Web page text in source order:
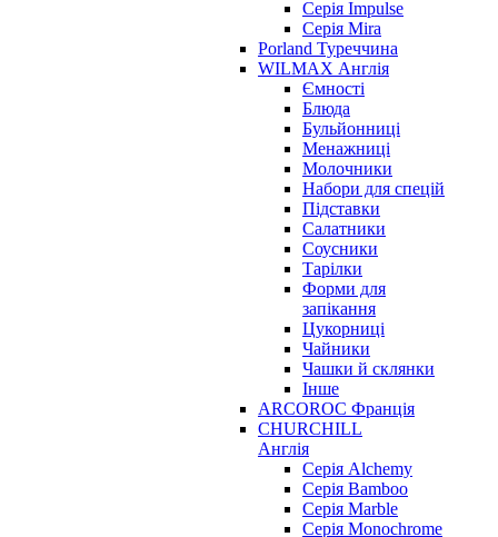
Серія Impulse
Серія Mira
Porland Туреччина
WILMAX Англія
Ємності
Блюда
Бульйонниці
Менажниці
Молочники
Набори для спецій
Підставки
Салатники
Соусники
Тарілки
Форми для
запікання
Цукорниці
Чайники
Чашки й склянки
Інше
ARCOROC Франція
CHURCHILL
Англія
Серія Alchemy
Серія Bamboo
Серія Marble
Серія Monochrome